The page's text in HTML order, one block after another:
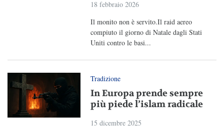
18 febbraio 2026
Il monito non è servito.Il raid aereo
compiuto il giorno di Natale dagli Stati
Uniti contro le basi...
Tradizione
In Europa prende sempre
più piede l’islam radicale
15 dicembre 2025